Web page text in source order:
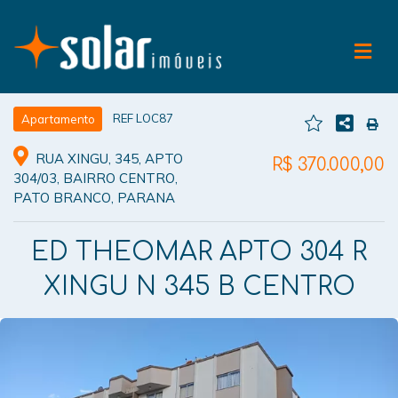
Apartamento REF LOC87
RUA XINGU, 345, APTO
304/03, BAIRRO CENTRO,
PATO BRANCO, PARANA
R$ 370.000,00
ED THEOMAR APTO 304 R
XINGU N 345 B CENTRO